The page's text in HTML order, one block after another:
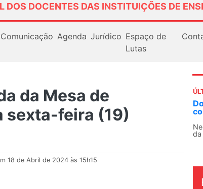
DOS DOCENTES DAS INSTITUIÇÕES DE
Comunicação Agenda Jurídico Espaço de
Lutas
da Mesa de
sexta-feira (19)
18 de Abril de 2024 às 15h15
Docentes paralisam novamente as atividades
contra as políticas de Milei na Argentina
O